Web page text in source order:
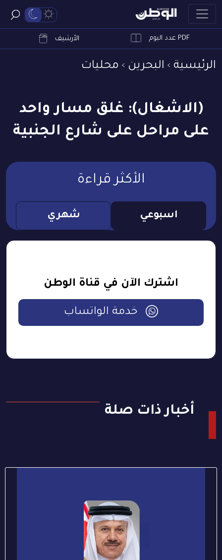
PDF عدد اليوم الأرشيف
الرئيسية البحرين محليات
(الاشغال): غلق مسار واحد
على مراحل على شارع الجنبية
الأكثر قراءة
اسبوعي شهري
اشترك الآن في قناة الوطن
خدمة الواتساب
أخبار ذات صلة